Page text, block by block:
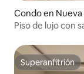
Condo en Nueva
Piso de lujo con
Superanfitrión
Superanfitrión